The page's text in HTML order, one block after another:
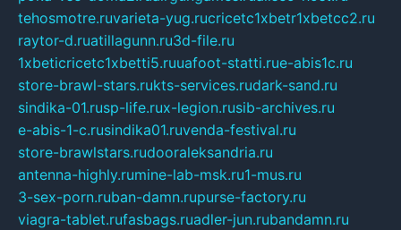
tehosmotre.ruvarieta-yug.rucricetc1xbetr1xbetcc2.ru
raytor-d.ruatillagunn.ru3d-file.ru
1xbeticricetc1xbetti5.ruuafoot-statti.rue-abis1c.ru
store-brawl-stars.rukts-services.rudark-sand.ru
sindika-01.rusp-life.rux-legion.rusib-archives.ru
e-abis-1-c.rusindika01.ruvenda-festival.ru
store-brawlstars.rudooraleksandria.ru
antenna-highly.rumine-lab-msk.ru1-mus.ru
3-sex-porn.ruban-damn.rupurse-factory.ru
viagra-tablet.rufasbags.ruadler-jun.rubandamn.ru